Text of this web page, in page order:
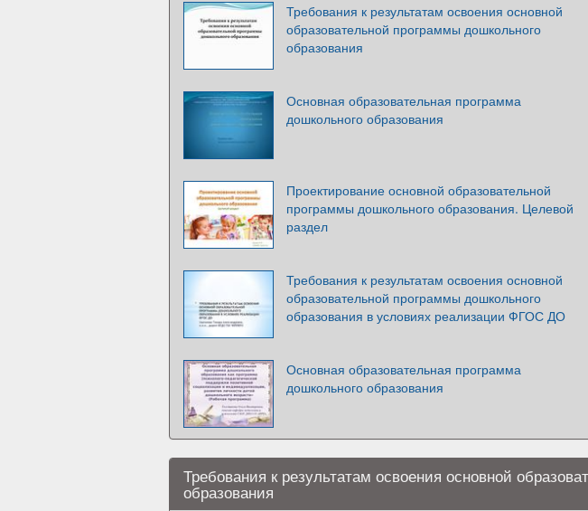
Требования к результатам освоения основной
образовательной программы дошкольного
образования
Основная образовательная программа
дошкольного образования
Проектирование основной образовательной
программы дошкольного образования. Целевой
раздел
Требования к результатам освоения основной
образовательной программы дошкольного
образования в условиях реализации ФГОС ДО
Основная образовательная программа
дошкольного образования
Требования к результатам освоения основной
образования